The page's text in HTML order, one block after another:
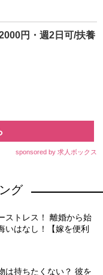
円・週2日可/扶養
sponsored by 求人ボックス
グ
ストレス！ 離婚から始
いはなし！【嫁を便利
は持ちたくない？ 彼を